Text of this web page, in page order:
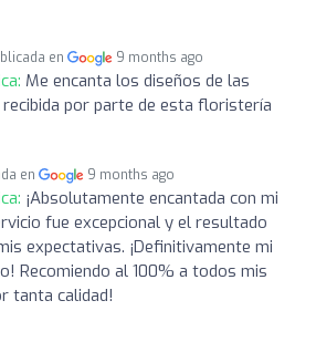
en 9 months ago
Me encanta los diseños de las
por parte de esta floristería
en 9 months ago
¡Absolutamente encantada con mi
fue excepcional y el resultado
expectativas. ¡Definitivamente mi
Recomiendo al 100% a todos mis
tanta calidad!